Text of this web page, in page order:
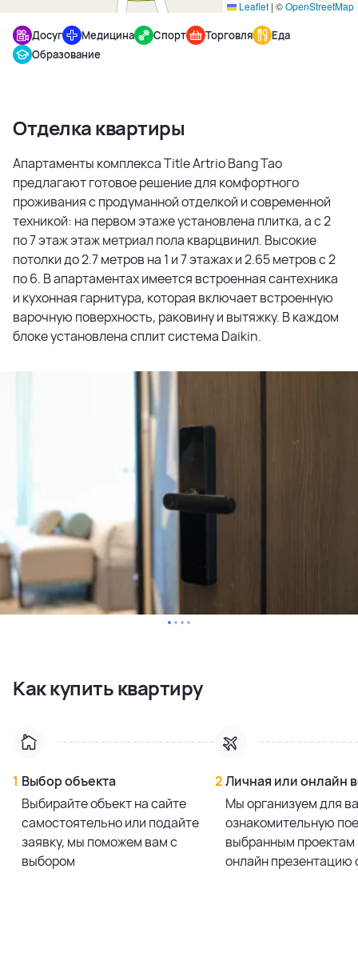
Leaflet | ©OpenStreetMap
Досуг Медицина Спорт Торговля
Еда
Образование
Отделка квартиры
Апартаменты комплекса Title Artrio Bang Tao
предлагают готовое решение для комфортного
проживания с продуманной отделкой и современной
техникой: на первом этаже установлена плитка, а с 2
по 7 этаж этаж метриал пола кварцвинил. Высокие
потолки до 2.7 метров на 1 и 7 этажах и 2.65 метров с 2
по 6. В апартаментах имеется встроенная сантехника
и кухонная гарнитура, которая включает встроенную
варочную поверхность, раковину и вытяжку. В каждом
блоке установлена сплит система Daikin.
Как купить квартиру
1 Выбор объекта
Выбирайте объект на сайте
самостоятельно или подайте
заявку, мы поможем вам с
выбором
2Личная или онлайн
Мы организуем для
ознакомительную
выбранным проектам
онлайн презентацию